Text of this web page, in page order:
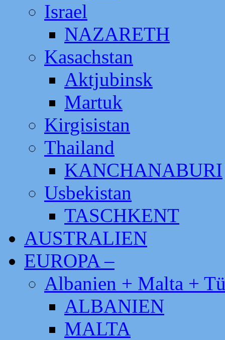
Israel
NAZARETH
Kasachstan
Aktjubinsk
Martuk
Kirgisistan
Thailand
KANCHANABURI
Usbekistan
TASCHKENT
AUSTRALIEN
EUROPA –
Albanien + Malta +
ALBANIEN
MALTA